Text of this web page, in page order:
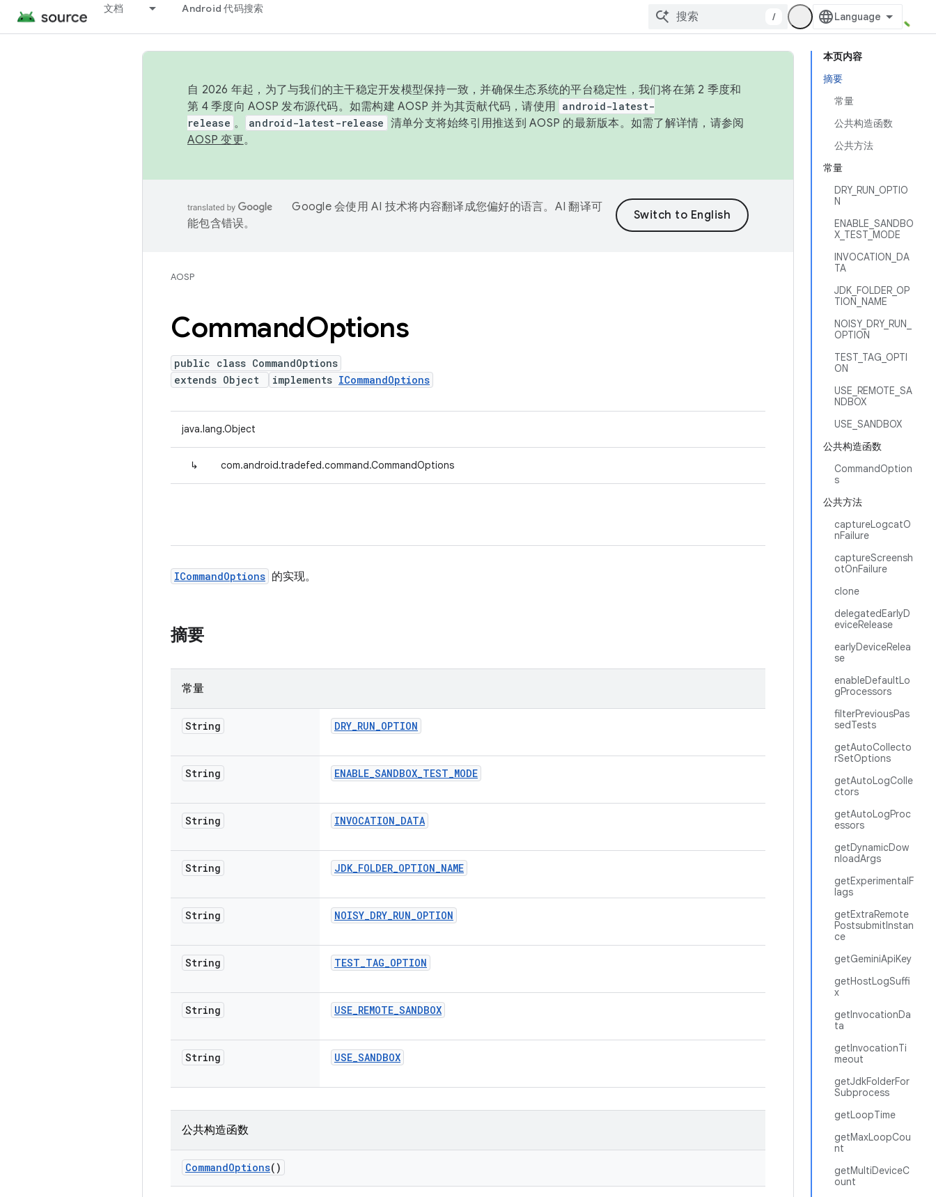
文档 Android 代码搜索
/
本页内容
摘要
常量
公共构造函数
公共方法
常量
DRY_RUN_OPTIO
N
ENABLE_SANDBO
X_TEST_MODE
INVOCATION_DA
TA
JDK_FOLDER_OP
TION_NAME
NOISY_DRY_RUN_
OPTION
TEST_TAG_OPTI
ON
USE_REMOTE_SA
NDBOX
USE_SANDBOX
公共构造函数
CommandOption
s
公共方法
captureLogcatO
nFailure
captureScreensh
otOnFailure
clone
delegatedEarlyD
eviceRelease
earlyDeviceRelea
se
enableDefaultLo
gProcessors
filterPreviousPas
sedTests
getAutoCollecto
rSetOptions
getAutoLogColle
ctors
getAutoLogProc
essors
getDynamicDow
nloadArgs
getExperimentalF
lags
getExtraRemote
PostsubmitInstan
ce
getGeminiApiKey
getHostLogSuffi
x
getInvocationDa
ta
getInvocationTi
meout
getJdkFolderFor
Subprocess
getLoopTime
getMaxLoopCou
nt
getMultiDeviceC
ount
自 2026 年起，为了与我们的主干稳定开发模型保持一致，并确保生态系统的平台稳定性，我们将在第 2 季度和
第 4 季度向 AOSP 发布源代码。如需构建 AOSP 并为其贡献代码，请使用 android-latest-
release 。 android-latest-release 清单分支将始终引用推送到 AOSP 的最新版本。如需了解详情，请参阅
AOSP 变更。
Google 会使用 AI 技术将内容翻译成您偏好的语言。AI 翻译可
能包含错误。
AOSP
CommandOptions
public class CommandOptions
extends Object
implements ICommandOptions
java.lang.Object
↳ com.android.tradefed.command.CommandOptions
ICommandOptions 的实现。
摘要
常量
String DRY_RUN_OPTION
String ENABLE_SANDBOX_TEST_MODE
String INVOCATION_DATA
String JDK_FOLDER_OPTION_NAME
String NOISY_DRY_RUN_OPTION
String TEST_TAG_OPTION
String USE_REMOTE_SANDBOX
String USE_SANDBOX
公共构造函数
CommandOptions()